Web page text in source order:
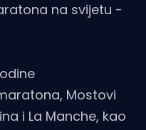
na svijetu -
Mostovi
i La Manche, kao